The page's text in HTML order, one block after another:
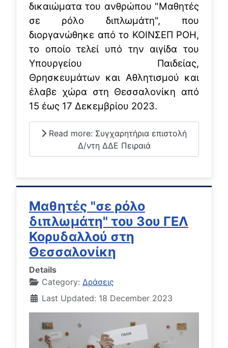
δικαιώματα του ανθρώπου "Μαθητές
σε ρόλο διπλωμάτη", που
διοργανώθηκε από το ΚΟΙΝΣΕΠ ΡΟΗ,
το οποίο τελεί υπό την αιγίδα του
Υπουργείου Παιδείας,
Θρησκευμάτων και Αθλητισμού και
έλαβε χώρα στη Θεσσαλονίκη από
15 έως 17 Δεκεμβρίου 2023.
Read more: Συγχαρητήρια επιστολή
Δ/ντη ΔΔΕ Πειραιά
Μαθητές "σε ρόλο
διπλωμάτη" του 3ου ΓΕΛ
Κορυδαλλού στη
Θεσσαλονίκη
Details
Category: Δράσεις
Last Updated: 18 December 2023